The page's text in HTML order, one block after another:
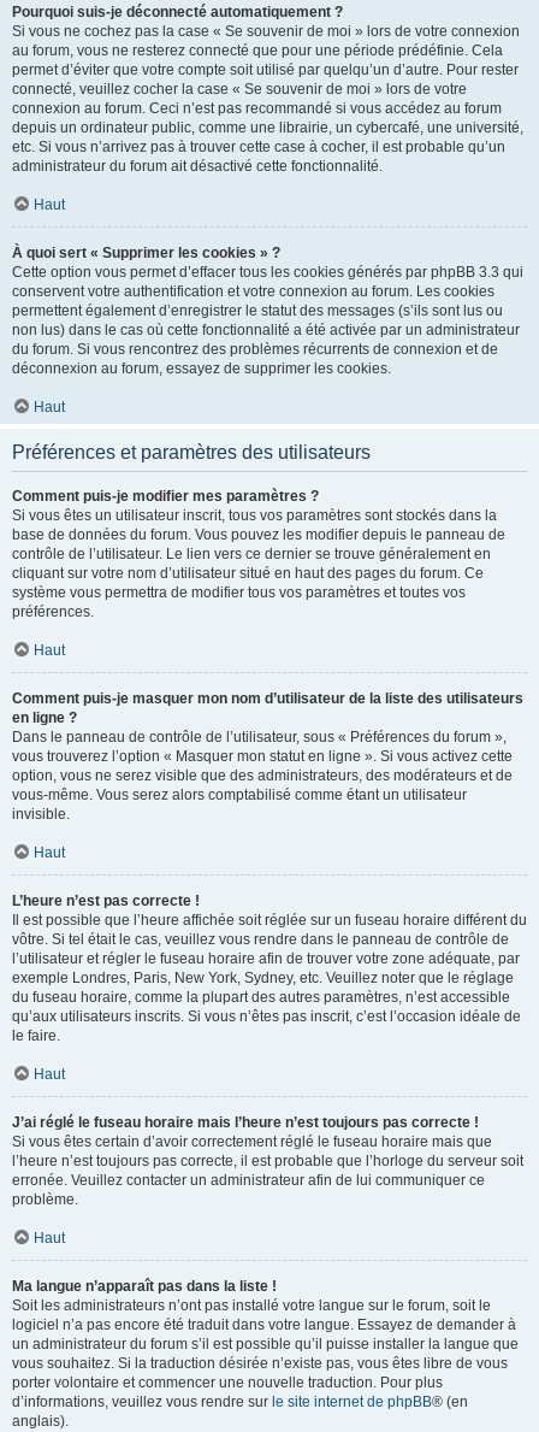
Pourquoi suis-je déconnecté automatiquement ?
Si vous ne cochez pas la case « Se souvenir de moi » lors de votre connexion
au forum, vous ne resterez connecté que pour une période prédéfinie. Cela
permet d’éviter que votre compte soit utilisé par quelqu’un d’autre. Pour rester
connecté, veuillez cocher la case « Se souvenir de moi » lors de votre
connexion au forum. Ceci n’est pas recommandé si vous accédez au forum
depuis un ordinateur public, comme une librairie, un cybercafé, une université,
etc. Si vous n’arrivez pas à trouver cette case à cocher, il est probable qu’un
administrateur du forum ait désactivé cette fonctionnalité.
Haut
À quoi sert « Supprimer les cookies » ?
Cette option vous permet d’effacer tous les cookies générés par phpBB 3.3 qui
conservent votre authentification et votre connexion au forum. Les cookies
permettent également d’enregistrer le statut des messages (s’ils sont lus ou
non lus) dans le cas où cette fonctionnalité a été activée par un administrateur
du forum. Si vous rencontrez des problèmes récurrents de connexion et de
déconnexion au forum, essayez de supprimer les cookies.
Haut
Préférences et paramètres des utilisateurs
Comment puis-je modifier mes paramètres ?
Si vous êtes un utilisateur inscrit, tous vos paramètres sont stockés dans la
base de données du forum. Vous pouvez les modifier depuis le panneau de
contrôle de l’utilisateur. Le lien vers ce dernier se trouve généralement en
cliquant sur votre nom d’utilisateur situé en haut des pages du forum. Ce
système vous permettra de modifier tous vos paramètres et toutes vos
préférences.
Haut
Comment puis-je masquer mon nom d’utilisateur de la liste des utilisateurs
en ligne ?
Dans le panneau de contrôle de l’utilisateur, sous « Préférences du forum »,
vous trouverez l’option « Masquer mon statut en ligne ». Si vous activez cette
option, vous ne serez visible que des administrateurs, des modérateurs et de
vous-même. Vous serez alors comptabilisé comme étant un utilisateur
invisible.
Haut
L’heure n’est pas correcte !
Il est possible que l’heure affichée soit réglée sur un fuseau horaire différent du
vôtre. Si tel était le cas, veuillez vous rendre dans le panneau de contrôle de
l’utilisateur et régler le fuseau horaire afin de trouver votre zone adéquate, par
exemple Londres, Paris, New York, Sydney, etc. Veuillez noter que le réglage
du fuseau horaire, comme la plupart des autres paramètres, n’est accessible
qu’aux utilisateurs inscrits. Si vous n’êtes pas inscrit, c’est l’occasion idéale de
le faire.
Haut
J’ai réglé le fuseau horaire mais l’heure n’est toujours pas correcte !
Si vous êtes certain d’avoir correctement réglé le fuseau horaire mais que
l’heure n’est toujours pas correcte, il est probable que l’horloge du serveur soit
erronée. Veuillez contacter un administrateur afin de lui communiquer ce
problème.
Haut
Ma langue n’apparaît pas dans la liste !
Soit les administrateurs n’ont pas installé votre langue sur le forum, soit le
logiciel n’a pas encore été traduit dans votre langue. Essayez de demander à
un administrateur du forum s’il est possible qu’il puisse installer la langue que
vous souhaitez. Si la traduction désirée n’existe pas, vous êtes libre de vous
porter volontaire et commencer une nouvelle traduction. Pour plus
d’informations, veuillez vous rendre sur le site internet de phpBB® (en
anglais).